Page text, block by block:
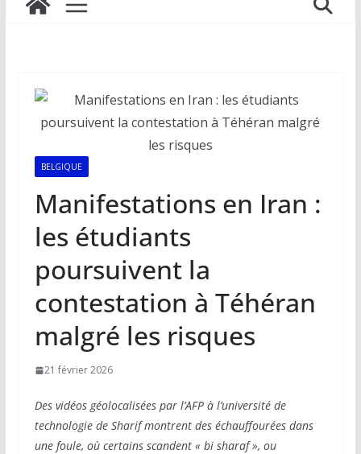
BELGIQUE
Manifestations en Iran :
les étudiants
poursuivent la
contestation à Téhéran
malgré les risques
21 février 2026
Des vidéos géolocalisées par l’AFP à l’université de
technologie de Sharif montrent des échauffourées dans
une foule, où certains scandent « bi sharaf », ou